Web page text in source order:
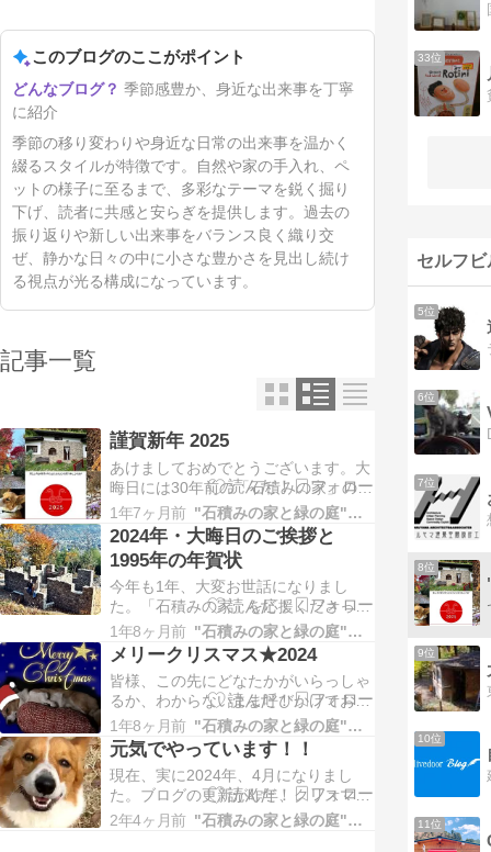
このブログのここがポイント
季節感豊か、身近な出来事を丁寧
に紹介
季節の移り変わりや身近な日常の出来事を温かく
綴るスタイルが特徴です。自然や家の手入れ、ペ
ットの様子に至るまで、多彩なテーマを鋭く掘り
下げ、読者に共感と安らぎを提供します。過去の
振り返りや新しい出来事をバランス良く織り交
ぜ、静かな日々の中に小さな豊かさを見出し続け
る視点が光る構成になっています。
記事一覧
謹賀新年 2025
あけましておめでとうございます。大
晦日には30年前の「石積みの家」の年
賀状の写真を投稿しましたが、本日、
元旦、2025年の年賀状です。昨年末
は、「石積みの家」の地方に
1年7ヶ月前 "石積みの家と緑の庭"の離れ
2024年・大晦日のご挨拶と
1995年の年賀状
今年も1年、大変お世話になりまし
た。「石積みの家」を応援くださった
皆様、本当にありがとうございま
す！！2025年から、世の中が大きく
変容しそうな予兆がたくさん起きて
1年8ヶ月前 "石積みの家と緑の庭"の離れ
メリークリスマス★2024
皆様、この先にどなたかがいらっしゃ
るか、わからないまま呼びかけており
ますが😅、大変ご無沙汰してしまいま
した。決して放置しないと言いなが
ら、すでに2024年、あと残り
1年8ヶ月前 "石積みの家と緑の庭"の離れ
元気でやっています！！
現在、実に2024年、4月になりまし
た。ブログの更新が昨年、クリスマス
で止まってしまい、インスタグラムの
2年4ヶ月前 "石積みの家と緑の庭"の離れ
33位
セルフ
5位
6位
7位
8位
9位
10位
11位